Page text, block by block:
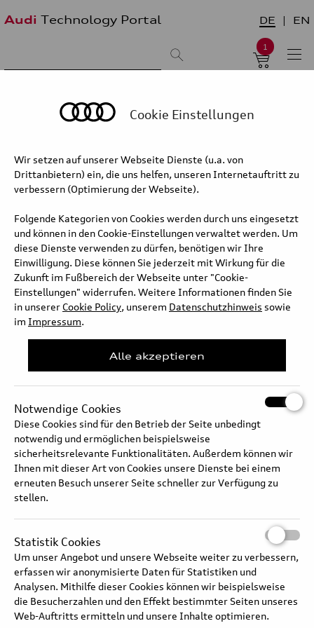
Audi Technology Portal DE EN
1
älteste zuerst
Audi Q7 – Interieur und beleuchtetes
Glasdach
Fortführung der geometrischen Verbindung von Schalttafel und
Türen und unterstreicht damit den Anspruch an Präzision.
Reduzierte Linien und klar definierte Flächen schaffen Ordnung und
Fokus. Details wie die Luftdüsen treten bewusst in den
Hintergrund, stellen jedoch aufgrund ihrer elektrisch-dynamischen
Einstellbarkeit über die Benutzeroberfläche ein funktionales
Highlight dar. Der Innenraum überzeugt mit klarer Gestaltung und
bietet Platz für jede Gelegenheit. Ganz fokussiert auf seine
Langtext
Audi Q7 – Interieur und beleuchtetes Glasdach
Cookie Einstellungen
Wir setzen auf unserer Webseite Dienste (u.a. von
Drittanbietern) ein, die uns helfen, unseren Internetauftritt zu
verbessern (Optimierung der Webseite).
Folgende Kategorien von Cookies werden durch uns eingesetzt
und können in den Cookie-Einstellungen verwaltet werden. Um
diese Dienste verwenden zu dürfen, benötigen wir Ihre
Einwilligung. Diese können Sie jederzeit mit Wirkung für die
Zukunft im Fußbereich der Webseite unter "Cookie-
Einstellungen" widerrufen. Weitere Informationen finden Sie
in unserer Cookie Policy, unserem Datenschutzhinweis sowie
im Impressum.
Alle akzeptieren
Notwendige Cookies
Diese Cookies sind für den Betrieb der Seite unbedingt
notwendig und ermöglichen beispielsweise
sicherheitsrelevante Funktionalitäten. Außerdem können wir
Ihnen mit dieser Art von Cookies unsere Dienste bei einem
erneuten Besuch unserer Seite schneller zur Verfügung zu
stellen.
Statistik Cookies
Um unser Angebot und unsere Webseite weiter zu verbessern,
erfassen wir anonymisierte Daten für Statistiken und
Analysen. Mithilfe dieser Cookies können wir beispielsweise
die Besucherzahlen und den Effekt bestimmter Seiten unseres
Web-Auftritts ermitteln und unsere Inhalte optimieren.